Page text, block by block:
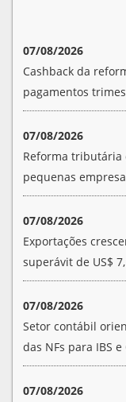
07/08/2026
Cashback da
pagamentos
07/08/2026
Reforma tributária
pequenas
07/08/2026
Exportações
superávit de US$
07/08/2026
Setor contábil
das NFs para IBS e
07/08/2026